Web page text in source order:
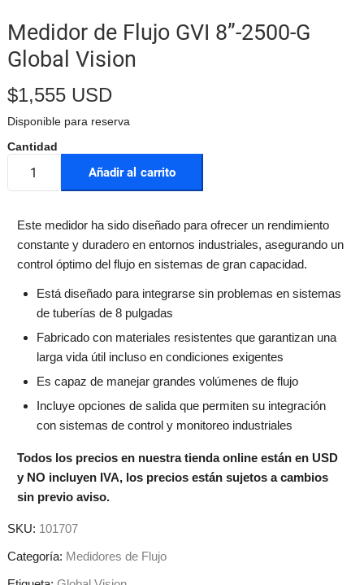
Medidor de Flujo GVI 8”-2500-G
Global Vision
$1,555 USD
Disponible para reserva
Añadir al carrito
Este medidor ha sido diseñado para ofrecer un rendimiento
constante y duradero en entornos industriales, asegurando un
control óptimo del flujo en sistemas de gran capacidad.
Está diseñado para integrarse sin problemas en sistemas
de tuberías de 8 pulgadas
Fabricado con materiales resistentes que garantizan una
larga vida útil incluso en condiciones exigentes
Es capaz de manejar grandes volúmenes de flujo
Incluye opciones de salida que permiten su integración
con sistemas de control y monitoreo industriales
Todos los precios en nuestra tienda online están en USD
y NO incluyen IVA, los precios están sujetos a cambios
sin previo aviso.
SKU: 101707
Categoría: Medidores de Flujo